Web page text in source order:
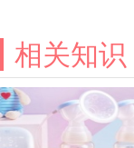
相关知识